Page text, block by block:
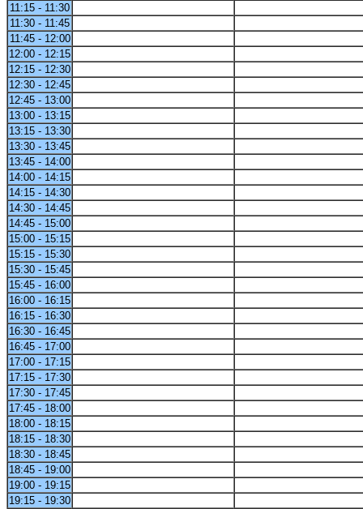
11:15 - 11:30
11:30 - 11:45
11:45 - 12:00
12:00 - 12:15
12:15 - 12:30
12:30 - 12:45
12:45 - 13:00
13:00 - 13:15
13:15 - 13:30
13:30 - 13:45
13:45 - 14:00
14:00 - 14:15
14:15 - 14:30
14:30 - 14:45
14:45 - 15:00
15:00 - 15:15
15:15 - 15:30
15:30 - 15:45
15:45 - 16:00
16:00 - 16:15
16:15 - 16:30
16:30 - 16:45
16:45 - 17:00
17:00 - 17:15
17:15 - 17:30
17:30 - 17:45
17:45 - 18:00
18:00 - 18:15
18:15 - 18:30
18:30 - 18:45
18:45 - 19:00
19:00 - 19:15
19:15 - 19:30